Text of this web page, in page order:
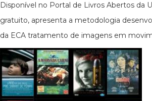
Disponível no Portal de Livros Abertos da
gratuito, apresenta a metodologia
da ECA tratamento de imagens em